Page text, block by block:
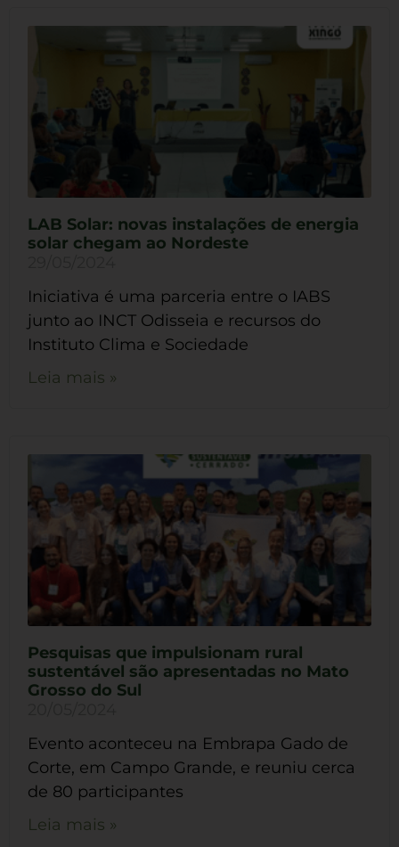
LAB Solar: novas instalações de energia
solar chegam ao Nordeste
Iniciativa é uma parceria entre o IABS
junto ao INCT Odisseia e recursos do
Instituto Clima e Sociedade
Leia mais »
Pesquisas que impulsionam rural
sustentável são apresentadas no Mato
Grosso do Sul
Evento aconteceu na Embrapa Gado de
Corte, em Campo Grande, e reuniu cerca
de 80 participantes
Leia mais »